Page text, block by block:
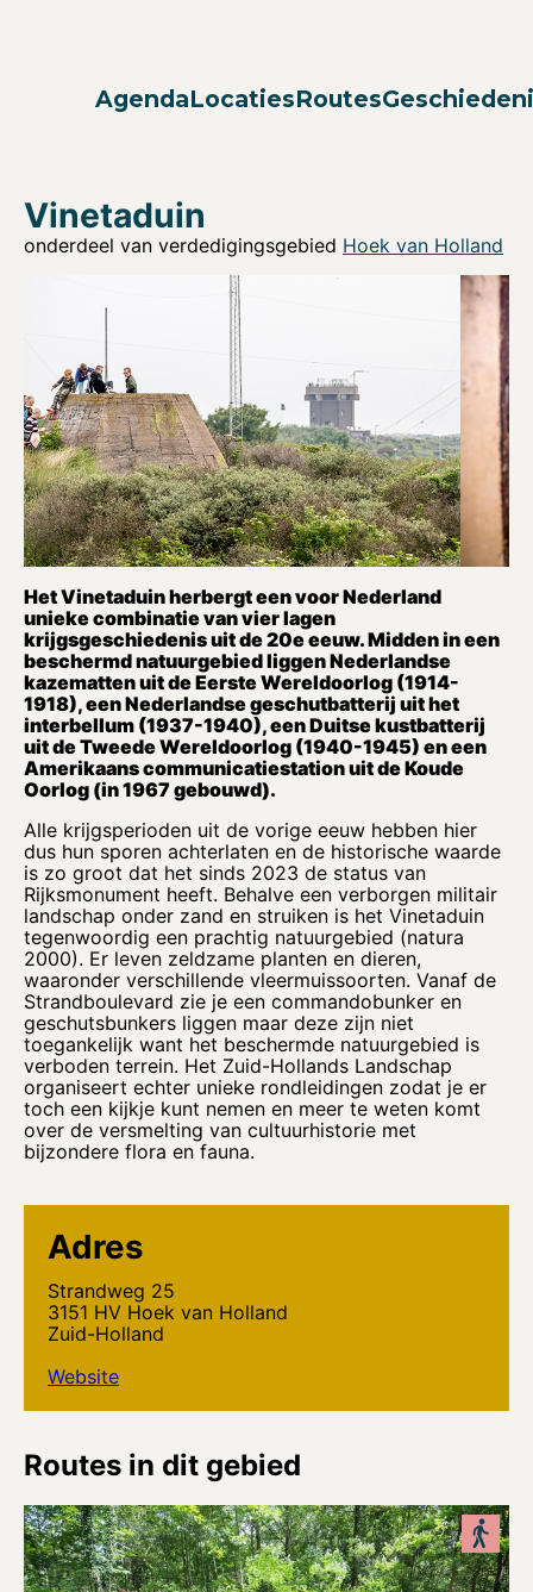
AgendaLocatiesRoutes
Vinetaduin
onderdeel van verdedigingsgebied Hoek van Holland
Het Vinetaduin herbergt een voor Nederland
unieke combinatie van vier lagen
krijgsgeschiedenis uit de 20e eeuw. Midden in een
beschermd natuurgebied liggen Nederlandse
kazematten uit de Eerste Wereldoorlog (1914-
1918), een Nederlandse geschutbatterij uit het
interbellum (1937-1940), een Duitse kustbatterij
uit de Tweede Wereldoorlog (1940-1945) en een
Amerikaans communicatiestation uit de Koude
Oorlog (in 1967 gebouwd).
Alle krijgsperioden uit de vorige eeuw hebben hier
dus hun sporen achterlaten en de historische waarde
is zo groot dat het sinds 2023 de status van
Rijksmonument heeft. Behalve een verborgen militair
landschap onder zand en struiken is het Vinetaduin
tegenwoordig een prachtig natuurgebied (natura
2000). Er leven zeldzame planten en dieren,
waaronder verschillende vleermuissoorten. Vanaf de
Strandboulevard zie je een commandobunker en
geschutsbunkers liggen maar deze zijn niet
toegankelijk want het beschermde natuurgebied is
verboden terrein. Het Zuid-Hollands Landschap
organiseert echter unieke rondleidingen zodat je er
toch een kijkje kunt nemen en meer te weten komt
over de versmelting van cultuurhistorie met
bijzondere flora en fauna.
Adres
Strandweg 25
3151 HV Hoek van Holland
Zuid-Holland
Website
Routes in dit gebied